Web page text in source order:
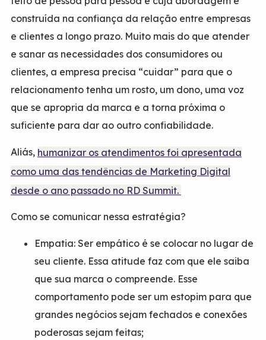
construída na confiança da relação entre empresas
e clientes a longo prazo. Muito mais do que atender
e sanar as necessidades dos consumidores ou
clientes, a empresa precisa “cuidar” para que o
relacionamento tenha um rosto, um dono, uma voz
que se apropria da marca e a torna próxima o
suficiente para dar ao outro confiabilidade.
Aliás, humanizar os atendimentos foi apresentada
como uma das tendências de Marketing Digital
desde o ano passado no RD Summit.
Como se comunicar nessa estratégia?
Empatia: Ser empático é se colocar no lugar de
seu cliente. Essa atitude faz com que ele saiba
que sua marca o compreende. Esse
comportamento pode ser um estopim para que
grandes negócios sejam fechados e conexões
poderosas sejam feitas;